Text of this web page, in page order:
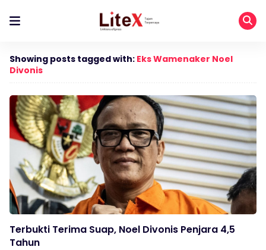
Showing posts tagged with: Eks Wamenaker Noel
Divonis
Terbukti Terima Suap, Noel Divonis Penjara 4,5
Tahun